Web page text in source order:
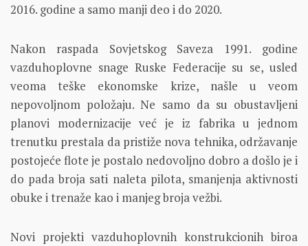
2016. godine a samo manji deo i do 2020.
Nakon raspada Sovjetskog Saveza 1991. godine
vazduhoplovne snage Ruske Federacije su se, usled
veoma teške ekonomske krize, našle u veom
nepovoljnom položaju. Ne samo da su obustavljeni
planovi modernizacije već je iz fabrika u jednom
trenutku prestala da pristiže nova tehnika, održavanje
postojeće flote je postalo nedovoljno dobro a došlo je i
do pada broja sati naleta pilota, smanjenja aktivnosti
obuke i trenaže kao i manjeg broja vežbi.
Novi projekti vazduhoplovnih konstrukcionih biroa